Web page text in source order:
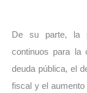
De su parte, la
continuos para la
deuda pública, el
fiscal y el